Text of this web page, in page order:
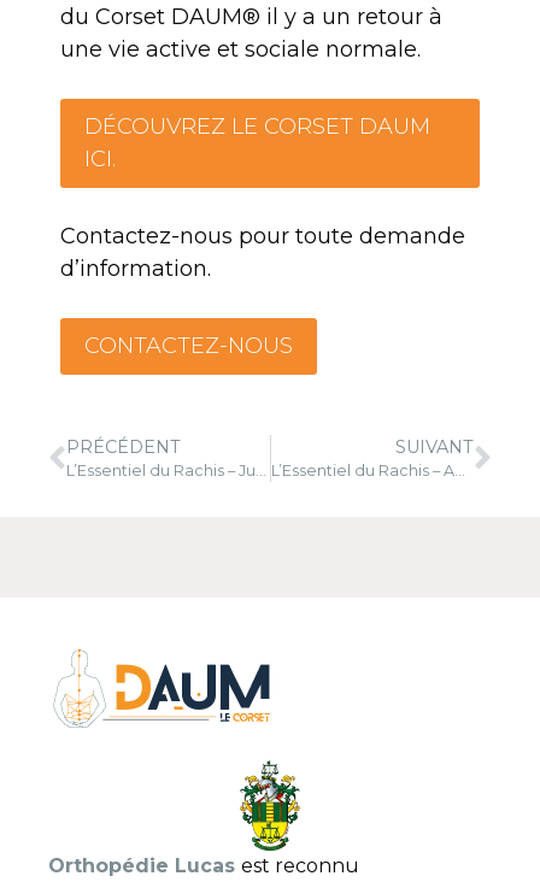
du Corset DAUM® il y a un retour à
une vie active et sociale normale.
DÉCOUVREZ LE CORSET DAUM
ICI.
Contactez-nous pour toute demande
d’information.
CONTACTEZ-NOUS
PRÉCÉDENT
L’Essentiel du Rachis – Juillet 2023
SUIVANT
L’Essentiel du Rachis – Août 2023
Orthopédie Lucas est reconnu